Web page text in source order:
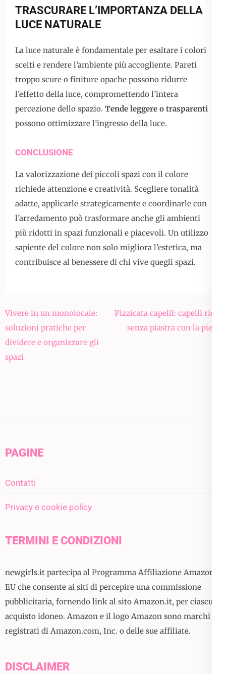
TRASCURARE L’IMPORTANZA DELLA
LUCE NATURALE
La luce naturale è fondamentale per esaltare i colori
scelti e rendere l’ambiente più accogliente. Pareti
troppo scure o finiture opache possono ridurre
l’effetto della luce, compromettendo l’intera
percezione dello spazio. Tende leggere o trasparenti
possono ottimizzare l’ingresso della luce.
CONCLUSIONE
La valorizzazione dei piccoli spazi con il colore
richiede attenzione e creatività. Scegliere tonalità
adatte, applicarle strategicamente e coordinarle con
l’arredamento può trasformare anche gli ambienti
più ridotti in spazi funzionali e piacevoli. Un utilizzo
sapiente del colore non solo migliora l’estetica, ma
contribuisce al benessere di chi vive quegli spazi.
Navigazione
articoli
Vivere in un monolocale:
soluzioni pratiche per
dividere e organizzare gli
spazi
Pizzicata capelli: capelli ricci
senza piastra con la piega
PAGINE
Contatti
Privacy e cookie policy
TERMINI E CONDIZIONI
newgirls.it partecipa al Programma Affiliazione Amazon
EU che consente ai siti di percepire una commissione
pubblicitaria, fornendo link al sito Amazon.it, per ciascun
acquisto idoneo. Amazon e il logo Amazon sono marchi
registrati di Amazon.com, Inc. o delle sue affiliate.
DISCLAIMER